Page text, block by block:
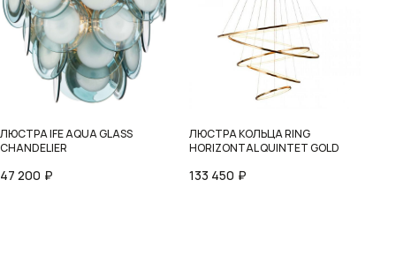
ЛЮСТРА IFE AQUA GLASS
CHANDELIER
47 200 ₽
ЛЮСТРА КОЛЬЦА RING
HORIZONTAL QUINTET GOLD
133 450 ₽